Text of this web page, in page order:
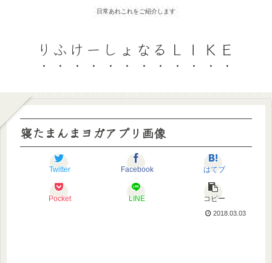
日常あれこれをご紹介します
りふけーしょなるＬＩＫＥ
寝たまんまヨガアプリ画像
Twitter Facebook はてブ
Pocket LINE コピー
2018.03.03